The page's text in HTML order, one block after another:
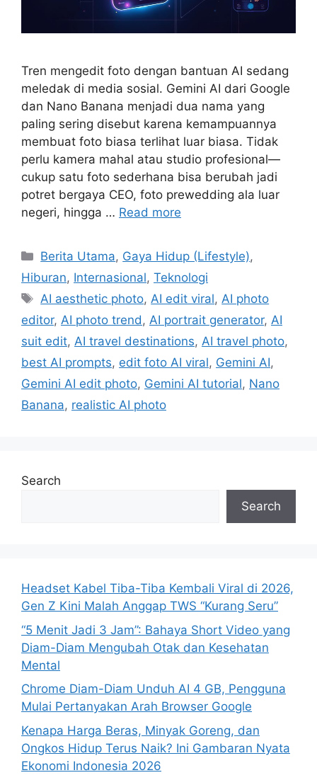
Tren mengedit foto dengan bantuan AI sedang
meledak di media sosial. Gemini AI dari Google
dan Nano Banana menjadi dua nama yang
paling sering disebut karena kemampuannya
membuat foto biasa terlihat luar biasa. Tidak
perlu kamera mahal atau studio profesional—
cukup satu foto sederhana bisa berubah jadi
potret bergaya CEO, foto prewedding ala luar
negeri, hingga … Read more
C
a
e
g
o
r
i
s
Berita Utama, Gaya Hidup (Lifestyle),
Hiburan, Internasional, Teknologi
T
a
s
AI aesthetic photo,AI edit viral,AI photo
editor, AI photo trend, AI portrait generator, AI
suit edit, AI travel destinations, AI travel photo,
best AI prompts, edit foto AI viral, Gemini AI,
Gemini AI edit photo, Gemini AI tutorial, Nano
Banana, realistic AI photo
Search
Search
Headset Kabel Tiba-Tiba Kembali Viral di 2026,
Gen Z Kini Malah Anggap TWS “Kurang Seru”
“5 Menit Jadi 3 Jam”: Bahaya Short Video yang
Diam-Diam Mengubah Otak dan Kesehatan
Mental
Chrome Diam-Diam Unduh AI 4 GB, Pengguna
Mulai Pertanyakan Arah Browser Google
Kenapa Harga Beras, Minyak Goreng, dan
Ongkos Hidup Terus Naik? Ini Gambaran Nyata
Ekonomi Indonesia 2026